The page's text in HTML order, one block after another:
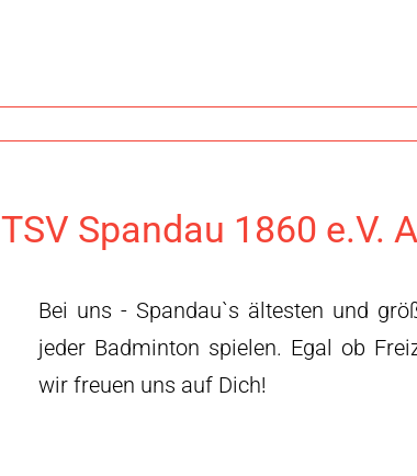
TSV Spandau 1860 e.V.
Bei uns - Spandau`s ältesten und
jeder Badminton spielen. Egal ob
wir freuen uns auf Dich!